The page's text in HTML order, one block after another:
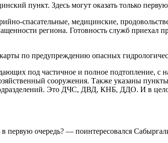
пункт. Здесь могут оказать только
спасательные, медицинские,
региона. Готовность служб приехал
по предупреждению опасных
под частичное и полное подтопление, с
сооружения. Также указаны
Это ДЧС, ДВД, КНБ, ДДО. И в
в первую очередь? — поинтересовался